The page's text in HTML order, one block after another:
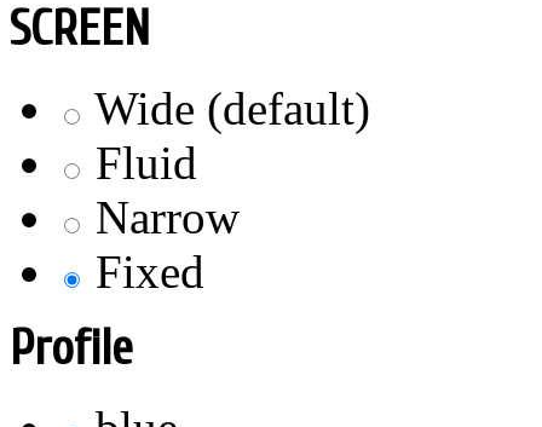
SCREEN
Wide (default)
Fluid
Narrow
Fixed
Profile